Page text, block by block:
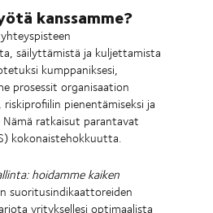
kanssamme?
säilyttämistä ja kuljettamista
kumppaniksesi,
prosessit organisaation
pienentämiseksi ja
ratkaisut parantavat
kokonaistehokkuutta.
hoidamme kaiken
suoritusindikaattoreiden
yrityksellesi optimaalista